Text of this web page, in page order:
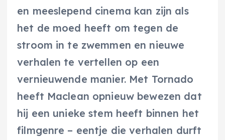
en meeslepend cinema kan zijn als
het de moed heeft om tegen de
stroom in te zwemmen en nieuwe
verhalen te vertellen op een
vernieuwende manier. Met Tornado
heeft Maclean opnieuw bewezen dat
hij een unieke stem heeft binnen het
filmgenre – eentje die verhalen durft